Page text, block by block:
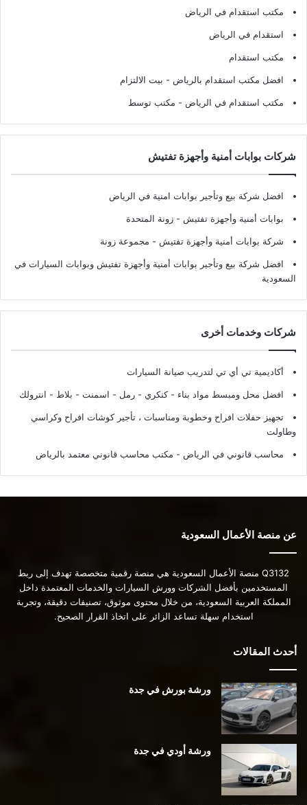
مكتب استقدام في الرياض
استقدام في الرياض
مكتب استقدام
افضل مكتب استقدام بالرياض - بيت الالتزام
مكتب استقدام في الرياض - مكتب توسط
شركات بوابات أمنية وأجهزة تفتيش
افضل شركة بيع وتأجير بوابات امنية في الرياض
بوابات أمنية وأجهزة تفتيش - زونة المتحدة
شركة بوابات أمنية وأجهزة تفتيش - مجموعة زونة
افضل شركة بيع وتأجير بوابات أمنية وأجهزة تفتيش وبوابات السيارات في
السعودية
شركات وخدمات أخرى
أكاديمية تي أي تي لتدريب صيانة السيارات
افضل محل ومبسط مواد بناء - كنكري - رمل - اسمنت - بلاط - انترولك
تجهيز حفلات افراح وخطوبة ومناسبات ، تأجير كوشات افراح وكراسي
وطاولت
محاسب قانوني في الرياض - مكتب محاسب قانوني معتمد بالرياض
عن منصة الأعمال السعودية
Q3132 منصة الأعمال السعودية هي منصة رقمية متخصصة تهدف إلى ربط
المستخدمين بأفضل الشركات وورش السيارات والخدمات المعتمدة داخل
المملكة العربية السعودية، من خلال محتوى موثوق، تصنيفات دقيقة، وتجربة
استخدام سهلة تساعد الزائر على اتخاذ القرار الصحيح.
أحدث المقالات
ورشة بورش في جدة
ورشة أودي في جدة